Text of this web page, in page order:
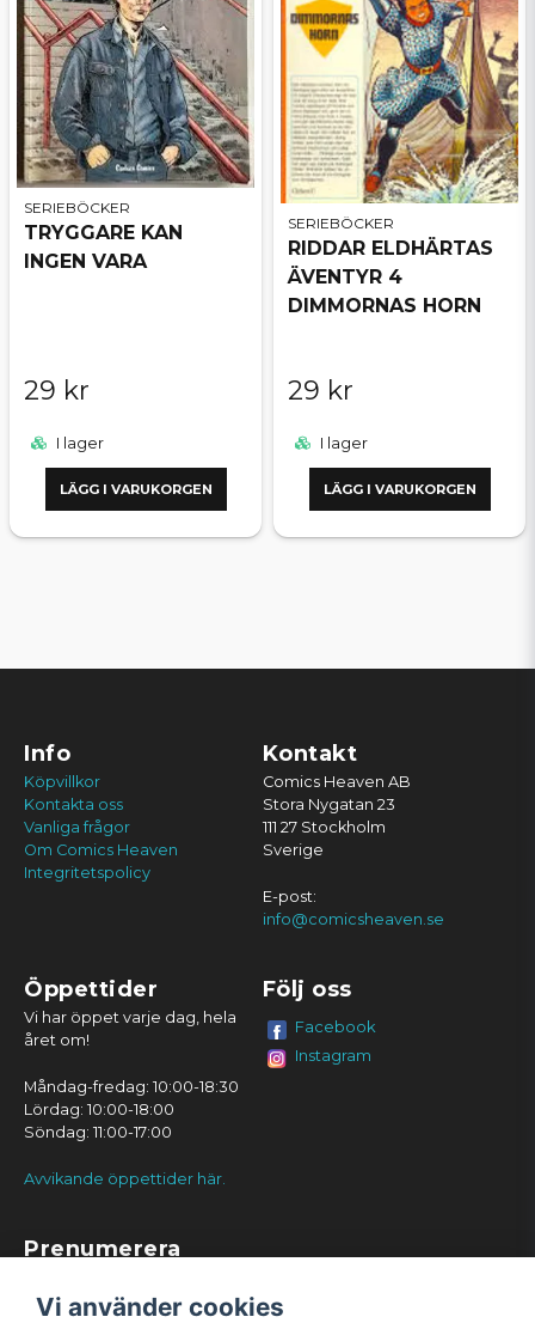
SERIEBÖCKER
TRYGGARE KAN
INGEN VARA
29 kr
I lager
LÄGG I VARUKORGEN
SERIEBÖCKER
RIDDAR ELDHÄRTAS
ÄVENTYR 4
DIMMORNAS HORN
29 kr
I lager
LÄGG I VARUKORGEN
Info
Köpvillkor
Kontakta oss
Vanliga frågor
Om Comics Heaven
Integritetspolicy
Kontakt
Comics Heaven AB
Stora Nygatan 23
111 27 Stockholm
Sverige
E-post:
info@comicsheaven.se
Öppettider
Vi har öppet varje dag, hela
året om!
Måndag-fredag: 10:00-18:30
Lördag: 10:00-18:00
Söndag: 11:00-17:00
Avvikande öppettider här.
Följ oss
Facebook
Instagram
Prenumerera
Vi använder cookies